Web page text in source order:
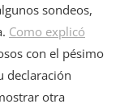
sondeos,
Como explicó
con el pésimo
declaración
otra